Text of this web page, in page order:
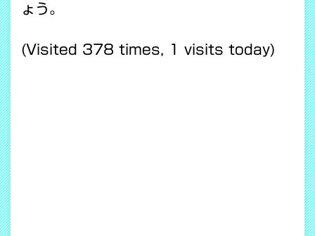
ょう。
(Visited 378 times, 1 visits today)